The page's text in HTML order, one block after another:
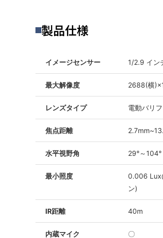
製品仕様
イメージセンサー 1/2.9 イン
最大解像度 2688(横
レンズタイプ 電動バリ
焦点距離
水平視野角 29°～104°
最小照度
0.006
ン)
IR距離 40m
内蔵マイク 〇